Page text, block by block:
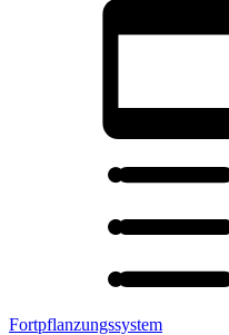
Fortpflanzungssystem